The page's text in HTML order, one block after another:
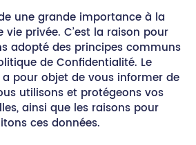
une grande importance à la
privée. C’est la raison pour
adopté des principes communs
de Confidentialité. Le
pour objet de vous informer de
utilisons et protégeons vos
ainsi que les raisons pour
ces données.